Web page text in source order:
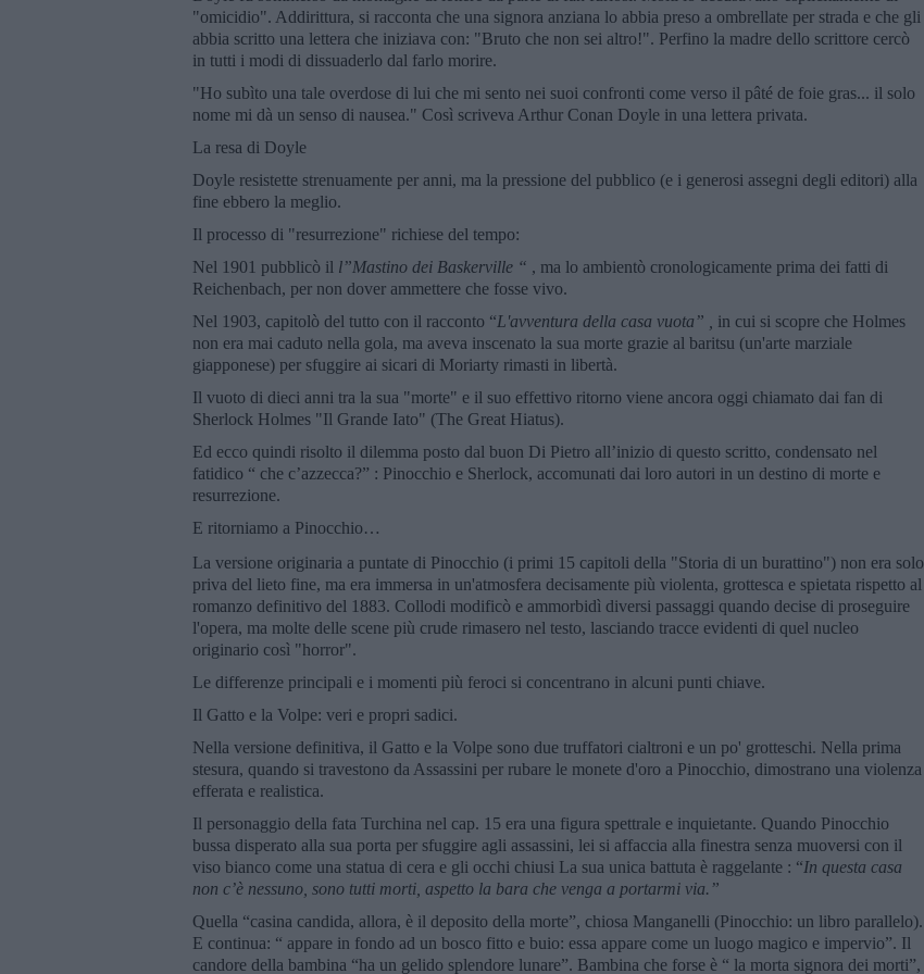
"omicidio". Addirittura, si racconta che una signora anziana lo abbia preso a ombrellate per strada e che gli
abbia scritto una lettera che iniziava con: "Bruto che non sei altro!". Perfino la madre dello scrittore cercò
in tutti i modi di dissuaderlo dal farlo morire.
"Ho subìto una tale overdose di lui che mi sento nei suoi confronti come verso il pâté de foie gras... il solo
nome mi dà un senso di nausea." Così scriveva Arthur Conan Doyle in una lettera privata.
La resa di Doyle
Doyle resistette strenuamente per anni, ma la pressione del pubblico (e i generosi assegni degli editori) alla
fine ebbero la meglio.
Il processo di "resurrezione" richiese del tempo:
Nel 1901 pubblicò il l”Mastino dei Baskerville “ , ma lo ambientò cronologicamente prima dei fatti di
Reichenbach, per non dover ammettere che fosse vivo.
Nel 1903, capitolò del tutto con il racconto “L'avventura della casa vuota” ,
in cui si scopre che Holmes
non era mai caduto nella gola, ma aveva inscenato la sua morte grazie al baritsu (un'arte marziale
giapponese) per sfuggire ai sicari di Moriarty rimasti in libertà.
Il vuoto di dieci anni tra la sua "morte" e il suo effettivo ritorno viene ancora oggi chiamato dai fan di
Sherlock Holmes "Il Grande Iato" (The Great Hiatus).
Ed ecco quindi risolto il dilemma posto dal buon Di Pietro all’inizio di questo scritto, condensato nel
fatidico “ che c’azzecca?” : Pinocchio e Sherlock, accomunati dai loro autori in un destino di morte e
resurrezione.
E ritorniamo a Pinocchio…
La versione originaria a puntate di Pinocchio (i primi 15 capitoli della "Storia di un burattino") non era solo
priva del lieto fine, ma era immersa in un'atmosfera decisamente più violenta, grottesca e spietata rispetto al
romanzo definitivo del 1883. Collodi modificò e ammorbidì diversi passaggi quando decise di proseguire
l'opera, ma molte delle scene più crude rimasero nel testo, lasciando tracce evidenti di quel nucleo
originario così "horror".
Le differenze principali e i momenti più feroci si concentrano in alcuni punti chiave.
Il Gatto e la Volpe: veri e propri sadici.
Nella versione definitiva, il Gatto e la Volpe sono due truffatori cialtroni e un po' grotteschi. Nella prima
stesura, quando si travestono da Assassini per rubare le monete d'oro a Pinocchio, dimostrano una violenza
efferata e realistica.
Il personaggio della fata Turchina nel cap. 15 era una figura spettrale e inquietante. Quando Pinocchio
bussa disperato alla sua porta per sfuggire agli assassini, lei si affaccia alla finestra senza muoversi con il
viso bianco come una statua di cera e gli occhi chiusi La sua unica battuta è raggelante : “In questa casa
non c’è nessuno, sono tutti morti, aspetto la bara che venga a portarmi via.”
Quella “casina candida, allora, è il deposito della morte”, chiosa Manganelli (Pinocchio: un libro parallelo).
E continua: “ appare in fondo ad un bosco fitto e buio: essa appare come un luogo magico e impervio”. Il
candore della bambina “ha un gelido splendore lunare”. Bambina che forse è “ la morta signora dei morti”,